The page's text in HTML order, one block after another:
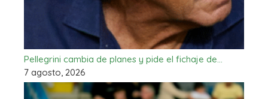
Pellegrini cambia de planes y pide el fichaje de…
7 agosto, 2026